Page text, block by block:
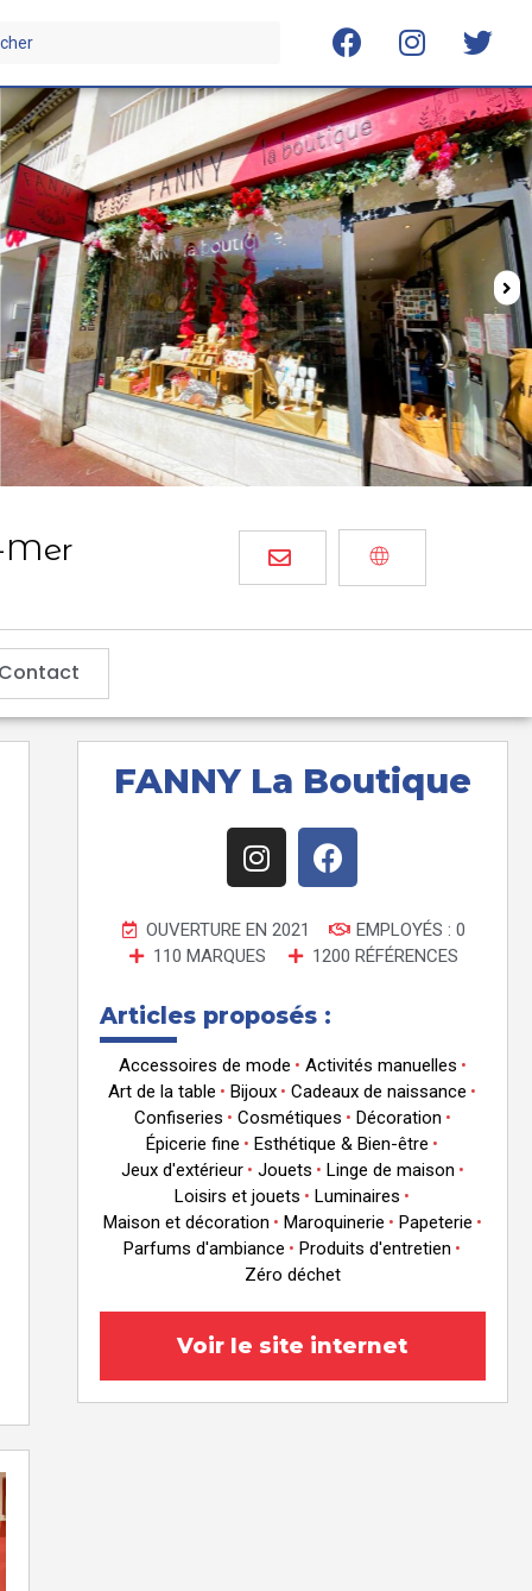
Mer
Contact
FANNY La Boutique
OUVERTURE EN 2021
EMPLOYÉS : 0
110 MARQUES
1200 RÉFÉRENCES
Articles proposés :
Accessoires de mode • Activités manuelles •
Art de la table • Bijoux • Cadeaux de naissance •
Confiseries • Cosmétiques • Décoration •
Épicerie fine • Esthétique & Bien-être •
Jeux d'extérieur• Jouets • Linge de maison •
Loisirs et jouets • Luminaires •
Maison et décoration • Maroquinerie • Papeterie •
Parfums d'ambiance • Produits d'entretien •
Zéro déchet
Voir le site internet